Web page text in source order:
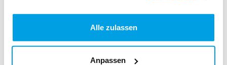
Alle zulassen
Anpassen